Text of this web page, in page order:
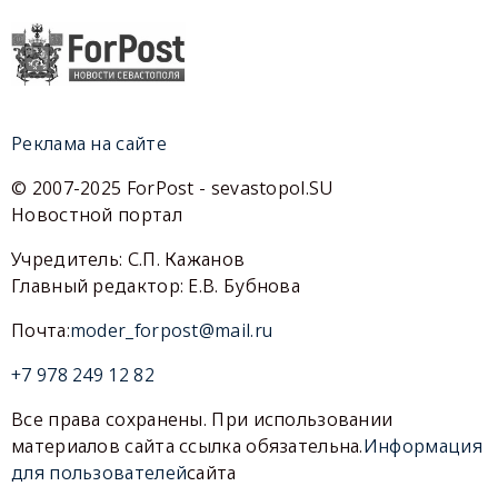
Реклама на сайте
© 2007-2025 ForPost - sevastopol.SU
Новостной портал
Учредитель: С.П. Кажанов
Главный редактор: Е.В. Бубнова
Почта:moder_forpost@mail.ru
+7 978 249 12 82
Все права сохранены. При использовании
материалов сайта ссылка обязательна.Информация
для пользователейсайта